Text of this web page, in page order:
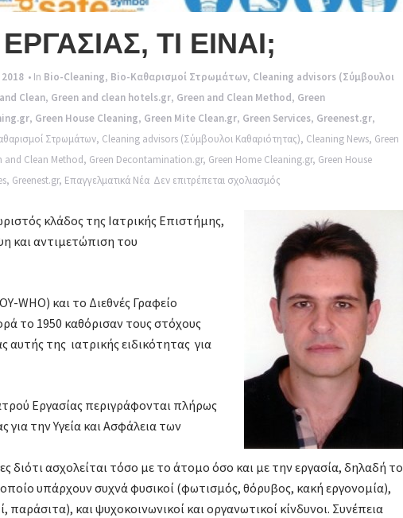
ΤΙ ΕΙΝΑΙ;
• In Bio-Cleaning, Bio-Καθαρισμοί Στρωμάτων, Cleaning advisors (Σύμβουλοι
Clean, Green and clean hotels.gr, Green and Clean Method, Green
, Green House Cleaning, Green Mite Clean.gr, Green Services, Greenest.gr,
Στρωμάτων, Cleaning advisors (Σύμβουλοι Καθαριότητας), Cleaning News, Green
and Clean Method, Green Decontamination.gr, Green Home Cleaning.gr, Green House
, Greenest.gr, Επαγγελματικά Νέα Δεν επιτρέπεται σχολιασμός
ΕΡΓΑΣΙΑΣ,
ΤΙ
ΕΙΝΑΙ;
κλάδος της Ιατρικής Επιστήμης,
και αντιμετώπιση του
WHO) και το Διεθνές Γραφείο
το 1950 καθόρισαν τους στόχους
αυτής της ιατρικής ειδικότητας για
Εργασίας περιγράφονται πλήρως
για την Υγεία και Ασφάλεια των
διότι ασχολείται τόσο με το άτομο όσο και με την εργασία, δηλαδή το
υπάρχουν συχνά φυσικοί (φωτισμός, θόρυβος, κακή εργονομία),
παράσιτα), και ψυχοκοινωνικοί και οργανωτικοί κίνδυνοι. Συνέπεια